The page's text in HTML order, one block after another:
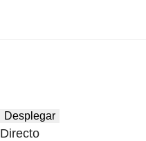
Desplegar
Directo